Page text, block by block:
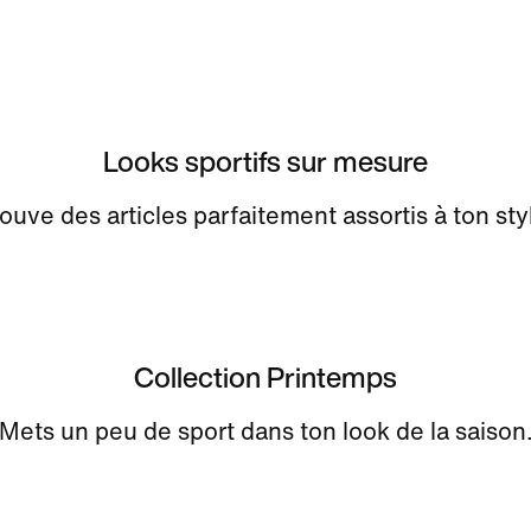
Looks sportifs sur mesure
des articles parfaitement assortis à ton
Collection Printemps
un peu de sport dans ton look de la saison.